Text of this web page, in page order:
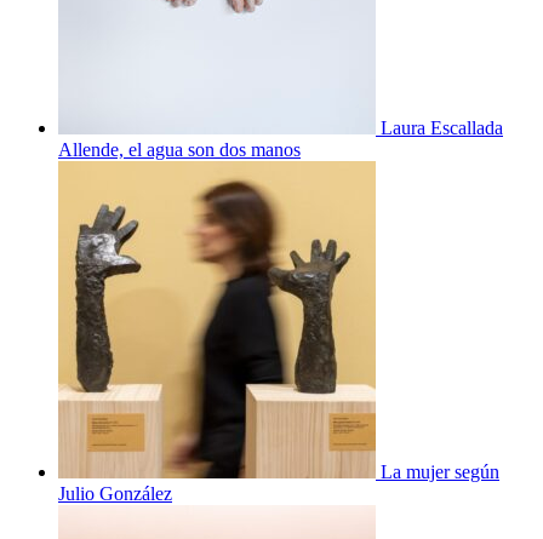
Laura Escallada
Allende, el agua son dos manos
La mujer según
Julio González